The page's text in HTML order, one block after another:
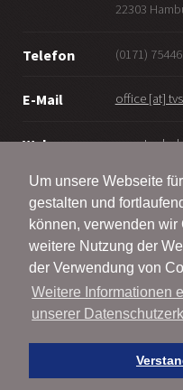
Um unsere Webseite
gestalten und
können, verwenden
weitere Nutzung der
der Verwendung von
Weitere Informationen
unserer
22303
Telefon (0171)
E-Mail office [at]
Web www.tv-
© Taekwondo-
Alle